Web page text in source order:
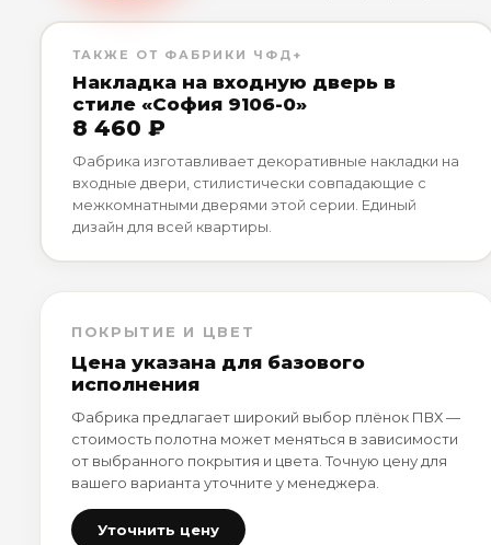
ТАКЖЕ ОТ ФАБРИКИ ЧФД+
Накладка на входную дверь в
стиле «София 9106-0»
8 460 ₽
Фабрика изготавливает декоративные накладки на
входные двери, стилистически совпадающие с
межкомнатными дверями этой серии. Единый
дизайн для всей квартиры.
ПОКРЫТИЕ И ЦВЕТ
Цена указана для базового
исполнения
Фабрика предлагает широкий выбор плёнок ПВХ —
стоимость полотна может меняться в зависимости
от выбранного покрытия и цвета. Точную цену для
вашего варианта уточните у менеджера.
Уточнить цену